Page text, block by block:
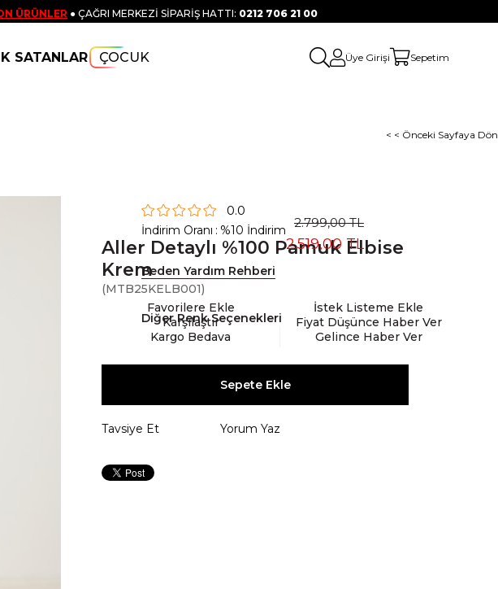
ÜRÜNLER ● ÇAĞRI MERKEZİ SİPARİŞ HATTI: 0212 706 21 00
SATANLAR ÇOCUK Üye Girişi Sepetim
< < Önceki Sayfaya Dön
Aller Detaylı %100 Pamuk Elbise
Krem
(MTB25KELB001)
0.0
İndirim Oranı : %10 İndirim 2.799,00 TL
2.519,00 TL
Beden Yardım Rehberi
Diğer Renk Seçenekleri
Favorilere Ekle
İstek Listeme Ekle
Karşılaştır
Fiyat Düşünce Haber Ver
Kargo Bedava
Gelince Haber Ver
Tavsiye Et Yorum Yaz